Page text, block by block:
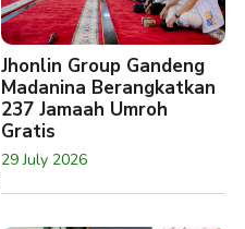
Jhonlin Group Gandeng
Madanina Berangkatkan
237 Jamaah Umroh
Gratis
29 July 2026